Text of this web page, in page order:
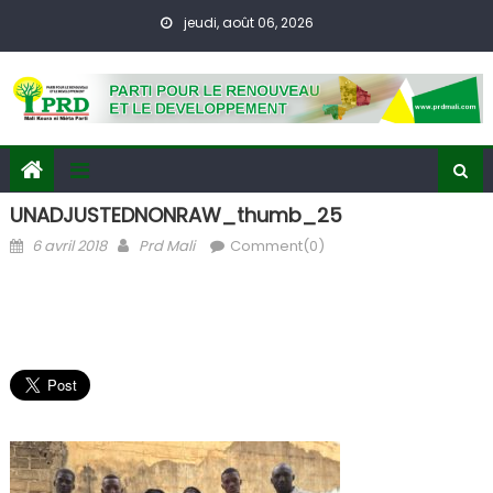
jeudi, août 06, 2026
UNADJUSTEDNONRAW_thumb_25
Posted
6 avril 2018 Author
Prd Mali Comment(0)